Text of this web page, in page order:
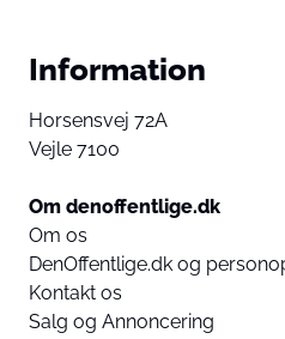
Information
Horsensvej 72A
Vejle 7100
Om denoffentlige.dk
Om os
DenOffentlige.dk og
Kontakt os
Salg og Annoncering